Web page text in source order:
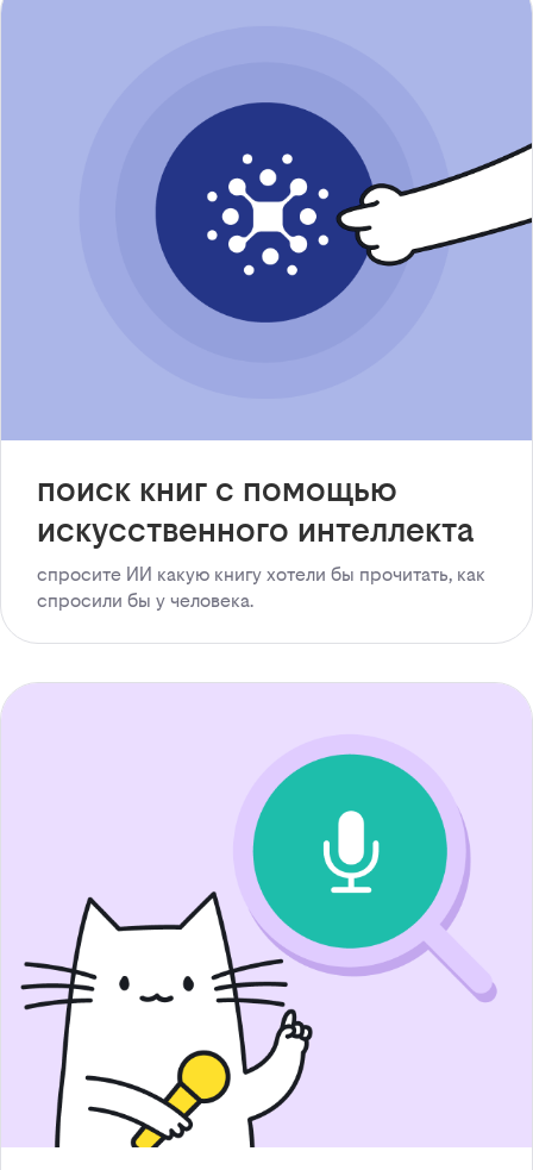
поиск книг с помощью
искусственного интеллекта
спросите ИИ какую книгу хотели бы прочитать, как
спросили бы у человека.